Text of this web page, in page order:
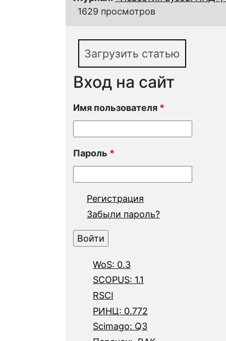
1629 просмотров
Загрузить статью
Вход на сайт
Имя пользователя *
Пароль *
Регистрация
Забыли пароль?
WoS: 0.3
SCOPUS: 1.1
RSCI
РИНЦ: 0.772
Scimago: Q3